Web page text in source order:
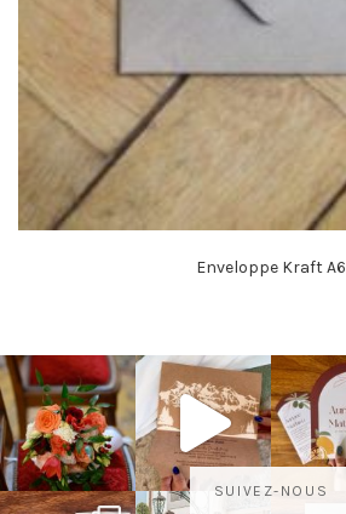
Enveloppe Kraft A6
SUIVEZ-NOUS